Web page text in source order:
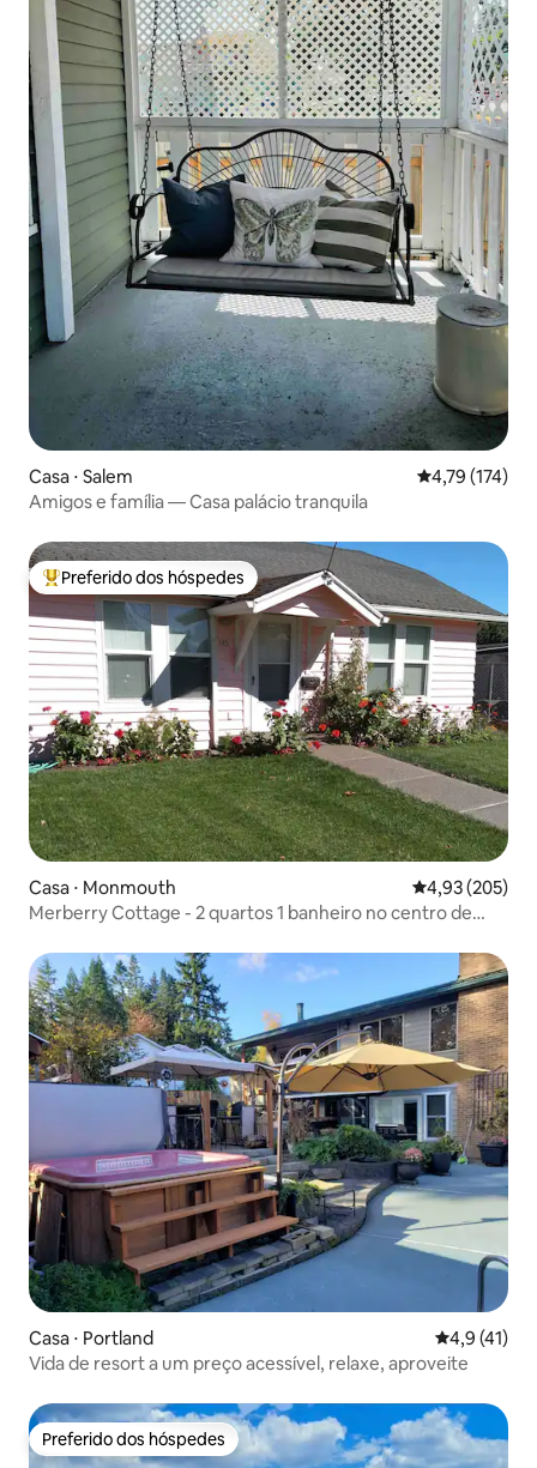
Casa ⋅ Salem 4,79 de uma
4,79 (174)
Amigos e família — Casa palácio tranquila
Entre os melhores preferidos dos hóspedes
Preferido dos hóspedes
Casa ⋅ Monmouth 4,93 de uma
4,93 (205)
Merberry Cottage - 2 quartos 1 banheiro no centro de
Casa ⋅ Portland 4,9 de uma
4,9 (41)
Vida de resort a um preço acessível, relaxe, aproveite
Preferido dos hóspedes
Preferido dos hóspedes